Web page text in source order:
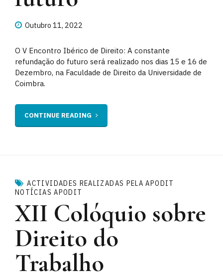
Outubro 11, 2022
O V Encontro Ibérico de Direito: A constante
refundação do futuro será realizado nos dias 15 e 16 de
Dezembro, na Faculdade de Direito da Universidade de
Coimbra.
CONTINUE READING
ACTIVIDADES REALIZADAS PELA APODIT
NOTÍCIAS APODIT
XII Colóquio sobre
Direito do
Trabalho